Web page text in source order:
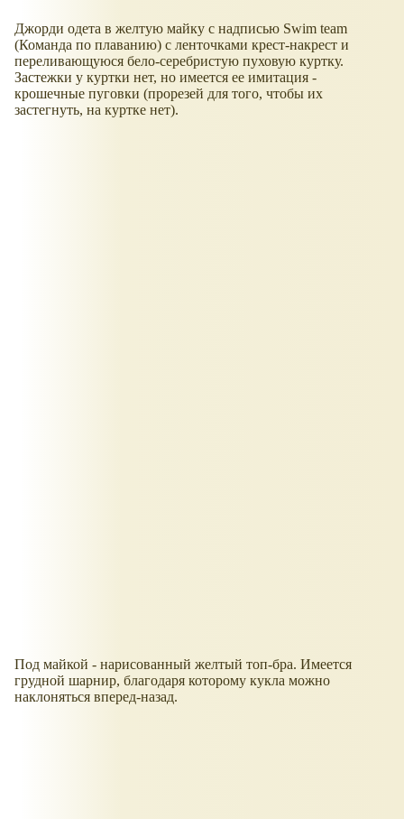
Джорди одета в желтую майку с надписью Swim team
(Команда по плаванию) с ленточками крест-накрест и
переливающуюся бело-серебристую пуховую куртку.
Застежки у куртки нет, но имеется ее имитация -
крошечные пуговки (прорезей для того, чтобы их
застегнуть, на куртке нет).
Под майкой - нарисованный желтый топ-бра. Имеется
грудной шарнир, благодаря которому кукла можно
наклоняться вперед-назад.